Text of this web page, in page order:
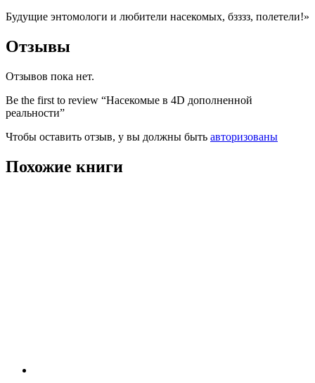
Будущие энтомологи и любители насекомых, бзззз, полетели!»
Отзывы
Отзывов пока нет.
Be the first to review “Насекомые в 4D дополненной
реальности”
Чтобы оставить отзыв, у вы должны быть авторизованы
Похожие книги